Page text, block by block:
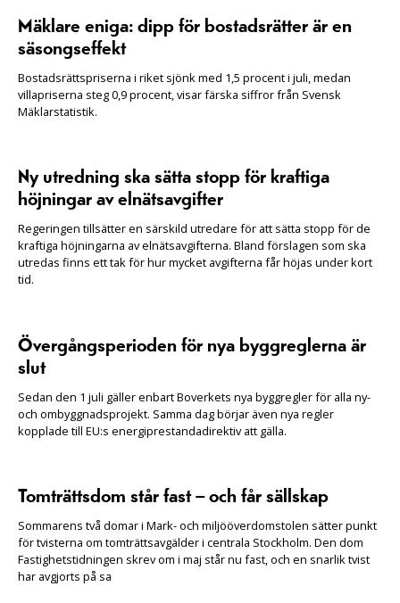
Mäklare eniga: dipp för bostadsrätter är en
säsongseffekt
Bostadsrättspriserna i riket sjönk med 1,5 procent i juli, medan
villapriserna steg 0,9 procent, visar färska siffror från Svensk
Mäklarstatistik.
Ny utredning ska sätta stopp för kraftiga
höjningar av elnätsavgifter
Regeringen tillsätter en särskild utredare för att sätta stopp för de
kraftiga höjningarna av elnätsavgifterna. Bland förslagen som ska
utredas finns ett tak för hur mycket avgifterna får höjas under kort
tid.
Övergångsperioden för nya byggreglerna är
slut
Sedan den 1 juli gäller enbart Boverkets nya byggregler för alla ny-
och ombyggnadsprojekt. Samma dag börjar även nya regler
kopplade till EU:s energiprestandadirektiv att gälla.
Tomträttsdom står fast – och får sällskap
Sommarens två domar i Mark- och miljööverdomstolen sätter punkt
för tvisterna om tomträttsavgälder i centrala Stockholm. Den dom
Fastighetstidningen skrev om i maj står nu fast, och en snarlik tvist
har avgjorts på sa